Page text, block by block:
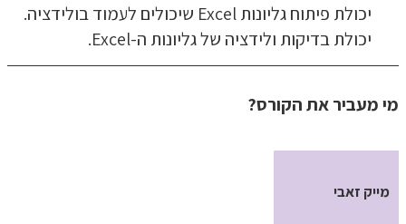
יכולת פיתוח גליונות Excel שיכולים לעמוד בולידציה.
יכולת בדיקות ולידציה של גליונות ה-Excel.
מי מעביר את הקורס?
מייק זאבי